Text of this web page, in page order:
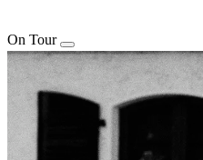
On Tour